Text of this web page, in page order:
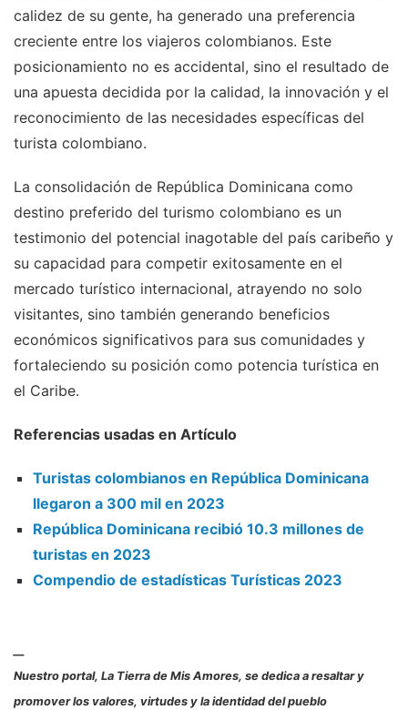
calidez de su gente, ha generado una preferencia
creciente entre los viajeros colombianos. Este
posicionamiento no es accidental, sino el resultado de
una apuesta decidida por la calidad, la innovación y el
reconocimiento de las necesidades específicas del
turista colombiano.
La consolidación de República Dominicana como
destino preferido del turismo colombiano es un
testimonio del potencial inagotable del país caribeño y
su capacidad para competir exitosamente en el
mercado turístico internacional, atrayendo no solo
visitantes, sino también generando beneficios
económicos significativos para sus comunidades y
fortaleciendo su posición como potencia turística en
el Caribe.
Referencias usadas en Artículo
Turistas colombianos en República Dominicana
llegaron a 300 mil en 2023
República Dominicana recibió 10.3 millones de
turistas en 2023
Compendio de estadísticas Turísticas 2023
Nuestro portal, La Tierra de Mis Amores, se dedica a resaltar y
promover los valores, virtudes y la identidad del pueblo